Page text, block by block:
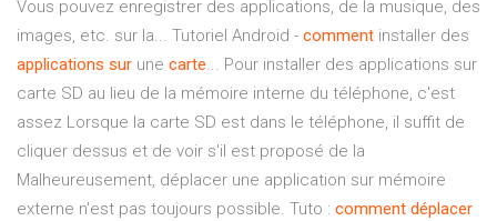
Vous pouvez enregistrer des applications, de la musique, des
images, etc. sur la... Tutoriel Android - comment installer des
applications sur une carte... Pour installer des applications sur
carte SD au lieu de la mémoire interne du téléphone, c'est
assez Lorsque la carte SD est dans le téléphone, il suffit de
cliquer dessus et de voir s'il est proposé de la
Malheureusement, déplacer une application sur mémoire
externe n'est pas toujours possible. Tuto : comment déplacer